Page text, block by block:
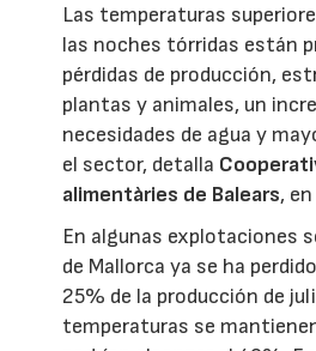
Las temperaturas
las noches tórridas están
pérdidas de producción,
plantas y animales, un
necesidades de agua y
el sector, detalla
alimentàries de Balears,
En algunas explotaciones
de Mallorca ya se ha
25% de la producción de
temperaturas se